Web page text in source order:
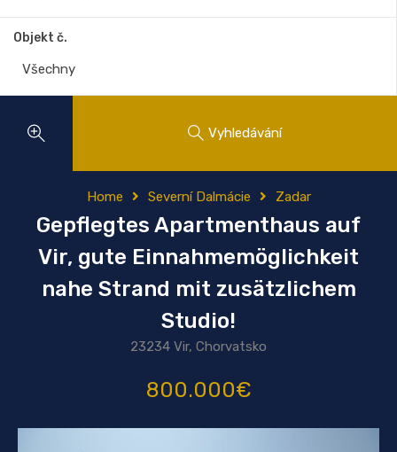
Objekt č.
Vyhledávání
Home Severní Dalmácie Zadar
Gepflegtes Apartmenthaus auf
Vir, gute Einnahmemöglichkeit
nahe Strand mit zusätzlichem
Studio!
23234 Vir, Chorvatsko
800.000€